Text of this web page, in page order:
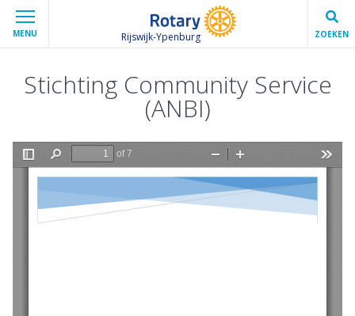
MENU Rijswijk-Ypenburg ZOEKEN
Stichting Community Service
(ANBI)